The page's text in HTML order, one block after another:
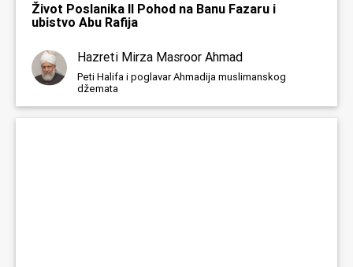
Život Poslanika II Pohod na Banu Fazaru i
ubistvo Abu Rafija
Hazreti Mirza Masroor Ahmad
Peti Halifa i poglavar Ahmadija muslimanskog
džemata